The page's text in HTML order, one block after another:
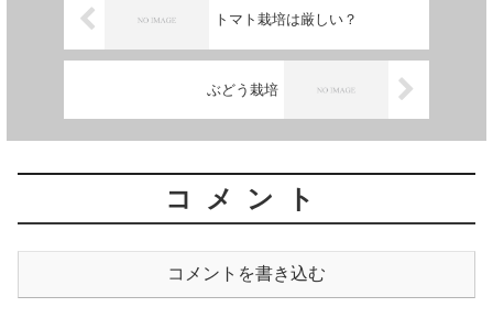
トマト栽培は厳しい？
ぶどう栽培
コメント
コメントを書き込む